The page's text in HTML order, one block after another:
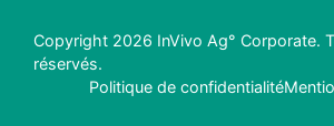
Copyright 2026 InVivo Ag° Corporate.
réservés.
Politique de confidentialité